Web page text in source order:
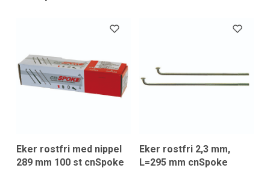
Eker rostfri med nippel
289 mm 100 st cnSpoke
Eker rostfri 2,3 mm,
L=295 mm cnSpoke